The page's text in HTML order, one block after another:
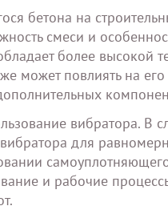
бетона на
смеси и
более высокой
может повлиять на
вибратора. В
для
и рабочие